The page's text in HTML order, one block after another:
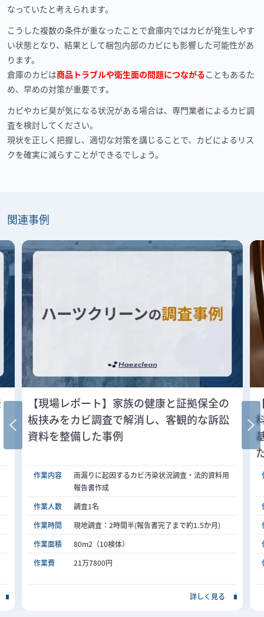
なっていたと考えられます。
こうした複数の条件が重なったことで倉庫内ではカビが発生しやす
い状態となり、結果として梱包内部のカビにも影響した可能性があ
ります。
倉庫のカビは商品トラブルや衛生面の問題につながることもあるた
め、早めの対策が重要です。
カビやカビ臭が気になる状況がある場合は、専門業者によるカビ調
査を検討してください。
現状を正しく把握し、適切な対策を講じることで、カビによるリス
クを確実に減らすことができるでしょう。
関連事例
【現場レポート】家族の健康と証拠保全の
板挟みをカビ調査で解消し、客観的な訴訟
資料を整備した事例
作業内容
雨漏りに起因するカビ汚染状況調査・法的資料用
報告書作成
作業人数
調査1名
作業時間
現地調査：2時間半(報告書完了まで約1.5か月)
作業面積
80m2（10検体）
作業費
21万7800円
詳しく見る